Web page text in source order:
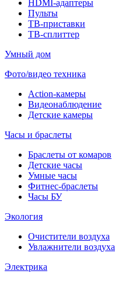
HDMI-адаптеры
Пульты
ТВ-приставки
ТВ-сплиттер
Умный дом
Фото/видео техника
Action-камеры
Видеонаблюдение
Детские камеры
Часы и браслеты
Браслеты от комаров
Детские часы
Умные часы
Фитнес-браслеты
Часы БУ
Экология
Очистители воздуха
Увлажнители воздуха
Электрика